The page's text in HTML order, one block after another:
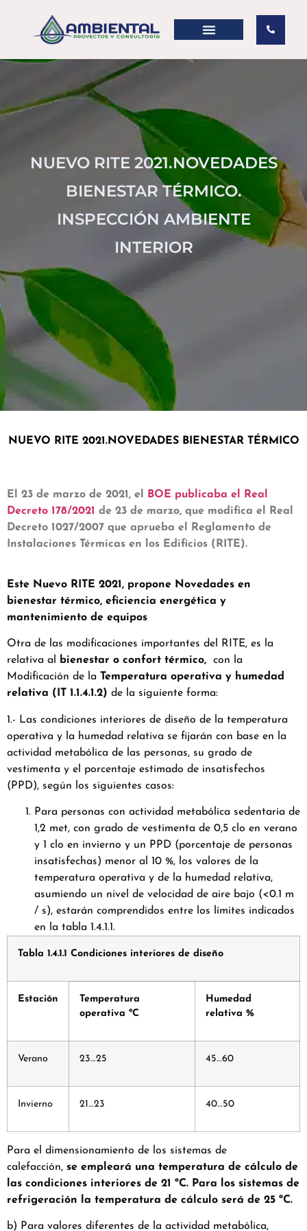
NUEVO RITE 2021.NOVEDADES
BIENESTAR TÉRMICO.
INSPECCIÓN AMBIENTE
INTERIOR
NUEVO RITE 2021.NOVEDADES BIENESTAR TÉRMICO
El 23 de marzo de 2021, el BOE publicaba el Real
Decreto 178/2021 de 23 de marzo, que modifica el Real
Decreto 1027/2007 que aprueba el Reglamento de
Instalaciones Térmicas en los Edificios (RITE).
Este Nuevo RITE 2021, propone Novedades en
bienestar térmico, eficiencia energética y
mantenimiento de equipos
Otra de las modificaciones importantes del RITE, es la
relativa al
bienestar o confort térmico,
con la
Modificación de la Temperatura operativa y humedad
relativa (IT 1.1.4.1.2) de la siguiente forma:
1.- Las condiciones interiores de diseño de la temperatura
operativa y la humedad relativa se fijarán con base en la
actividad metabólica de las personas, su grado de
vestimenta y el porcentaje estimado de insatisfechos
(PPD), según los siguientes casos:
Para personas con actividad metabólica sedentaria de
1,2 met, con grado de vestimenta de 0,5 clo en verano
y 1 clo en invierno y un PPD (porcentaje de personas
insatisfechas) menor al 10 %, los valores de la
temperatura operativa y de la humedad relativa,
asumiendo un nivel de velocidad de aire bajo (<0.1 m
/ s), estarán comprendidos entre los límites indicados
en la tabla 1.4.1.1.
Tabla 1.4.1.1 Condiciones interiores de diseño
Estación
Temperatura
operativa ºC
Humedad
relativa %
Verano 23…25 45…60
Invierno 21…23 40…50
Para el dimensionamiento de los sistemas de
calefacción, se empleará una temperatura de cálculo de
las condiciones interiores de 21 ºC. Para los sistemas de
refrigeración la temperatura de cálculo será de 25 ºC.
b) Para valores diferentes de la actividad metabólica,